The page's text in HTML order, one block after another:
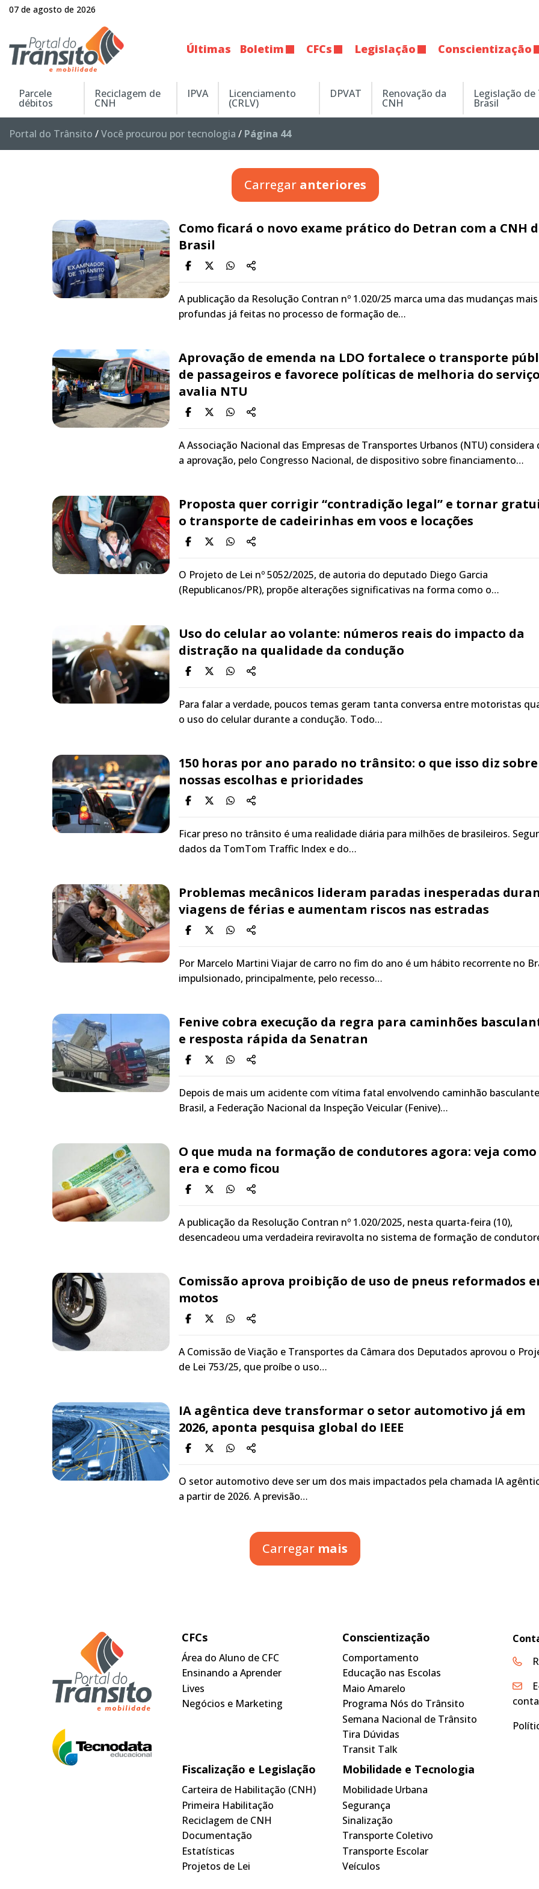
07 de agosto de 2026
Últimas Boletim CFCs Legislação Conscientização
Parcele
débitos
Reciclagem de
CNH
IPVA Licenciamento
(CRLV)
DPVAT Renovação da
CNH
Legislação
Brasil
Portal do Trânsito /Você procurou por tecnologia / Página 44
Carregar anteriores
Como ficará o novo exame prático do Detran com a CNH
Brasil
A publicação da Resolução Contran nº 1.020/25 marca uma das mudanças mais
profundas já feitas no processo de formação de…
Aprovação de emenda na LDO fortalece o transporte
de passageiros e favorece políticas de melhoria do
avalia NTU
A Associação Nacional das Empresas de Transportes Urbanos (NTU) considera
a aprovação, pelo Congresso Nacional, de dispositivo sobre financiamento…
Proposta quer corrigir “contradição legal” e tornar
o transporte de cadeirinhas em voos e locações
O Projeto de Lei nº 5052/2025, de autoria do deputado Diego Garcia
(Republicanos/PR), propõe alterações significativas na forma como o…
Uso do celular ao volante: números reais do impacto da
distração na qualidade da condução
Para falar a verdade, poucos temas geram tanta conversa entre motoristas
o uso do celular durante a condução. Todo…
150 horas por ano parado no trânsito: o que isso diz sobre
nossas escolhas e prioridades
Ficar preso no trânsito é uma realidade diária para milhões de brasileiros.
dados da TomTom Traffic Index e do…
Problemas mecânicos lideram paradas inesperadas
viagens de férias e aumentam riscos nas estradas
Por Marcelo Martini Viajar de carro no fim do ano é um hábito recorrente no
impulsionado, principalmente, pelo recesso…
Fenive cobra execução da regra para caminhões
e resposta rápida da Senatran
Depois de mais um acidente com vítima fatal envolvendo caminhão
Brasil, a Federação Nacional da Inspeção Veicular (Fenive)…
O que muda na formação de condutores agora: veja como
era e como ficou
A publicação da Resolução Contran nº 1.020/2025, nesta quarta-feira (10),
desencadeou uma verdadeira reviravolta no sistema de formação de
Comissão aprova proibição de uso de pneus reformados
motos
A Comissão de Viação e Transportes da Câmara dos Deputados aprovou o
de Lei 753/25, que proíbe o uso…
IA agêntica deve transformar o setor automotivo já em
2026, aponta pesquisa global do IEEE
O setor automotivo deve ser um dos mais impactados pela chamada IA
a partir de 2026. A previsão…
Carregar mais
CFCs
Área do Aluno de CFC
Ensinando a Aprender
Lives
Negócios e Marketing
Conscientização
Comportamento
Educação nas Escolas
Maio Amarelo
Programa Nós do Trânsito
Semana Nacional de Trânsito
Tira Dúvidas
Transit Talk
Fiscalização e Legislação
Carteira de Habilitação (CNH)
Primeira Habilitação
Reciclagem de CNH
Documentação
Estatísticas
Projetos de Lei
Mobilidade e Tecnologia
Mobilidade Urbana
Segurança
Sinalização
Transporte Coletivo
Transporte Escolar
Veículos